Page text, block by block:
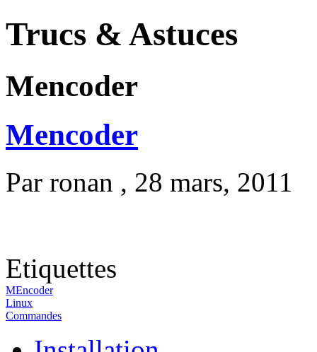
Trucs & Astuces
Mencoder
Mencoder
Par ronan , 28 mars, 2011
Etiquettes
MEncoder
Linux
Commandes